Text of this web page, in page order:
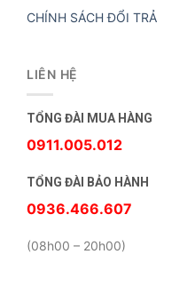
CHÍNH SÁCH ĐỔI TRẢ
LIÊN HỆ
TỔNG ĐÀI MUA HÀNG
0911.005.012
TỔNG ĐÀI BẢO HÀNH
0936.466.607
(08h00 – 20h00)